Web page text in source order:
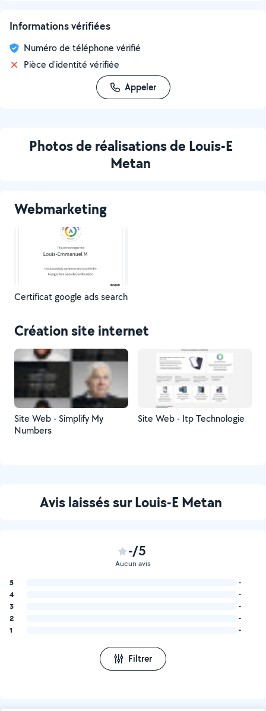
Informations vérifiées
Numéro de téléphone vérifié
Pièce d'identité vérifiée
Appeler
Photos de réalisations de Louis-E
Metan
Webmarketing
Certificat google ads search
Création site internet
Site Web - Simplify My
Numbers
Site Web - Itp Technologie
Avis laissés sur Louis-E Metan
-/5
Aucun avis
5
-
4
-
3
-
2
-
1
-
Filtrer